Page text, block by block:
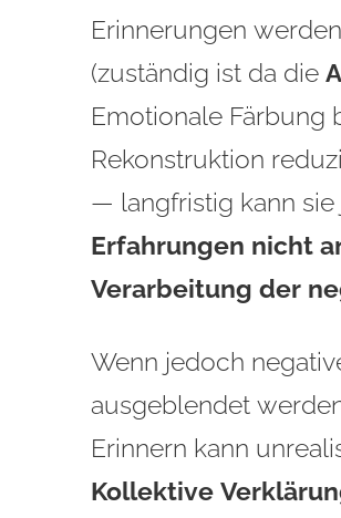
Erinnerungen
(zuständig ist da die
Emotionale Färbung
Rekonstruktion
— langfristig kann
Erfahrungen nicht
Verarbeitung der
Wenn jedoch
ausgeblendet
Kollektive